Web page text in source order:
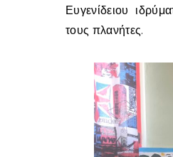
Ευγενίδειου
τους πλανήτες.